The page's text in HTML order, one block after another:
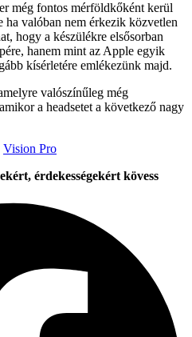
még fontos mérföldkőként kerül
ha valóban nem érkezik közvetlen
hogy a készülékre elsősorban
hanem mint az Apple egyik
kísérletére emlékezünk majd.
valószínűleg még
a headsetet a következő nagy
Vision Pro
érdekességekért kövess